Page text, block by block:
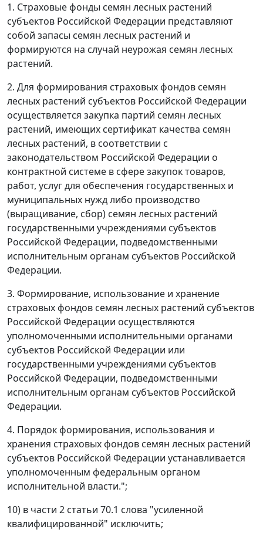
1. Страховые фонды семян лесных растений
субъектов Российской Федерации представляют
собой запасы семян лесных растений и
формируются на случай неурожая семян лесных
растений.
2. Для формирования страховых фондов семян
лесных растений субъектов Российской Федерации
осуществляется закупка партий семян лесных
растений, имеющих сертификат качества семян
лесных растений, в соответствии с
законодательством Российской Федерации о
контрактной системе в сфере закупок товаров,
работ, услуг для обеспечения государственных и
муниципальных нужд либо производство
(выращивание, сбор) семян лесных растений
государственными учреждениями субъектов
Российской Федерации, подведомственными
исполнительным органам субъектов Российской
Федерации.
3. Формирование, использование и хранение
страховых фондов семян лесных растений субъектов
Российской Федерации осуществляются
уполномоченными исполнительными органами
субъектов Российской Федерации или
государственными учреждениями субъектов
Российской Федерации, подведомственными
исполнительным органам субъектов Российской
Федерации.
4. Порядок формирования, использования и
хранения страховых фондов семян лесных растений
субъектов Российской Федерации устанавливается
уполномоченным федеральным органом
исполнительной власти.";
10) в части 2 статьи 70.1 слова "усиленной
квалифицированной" исключить;